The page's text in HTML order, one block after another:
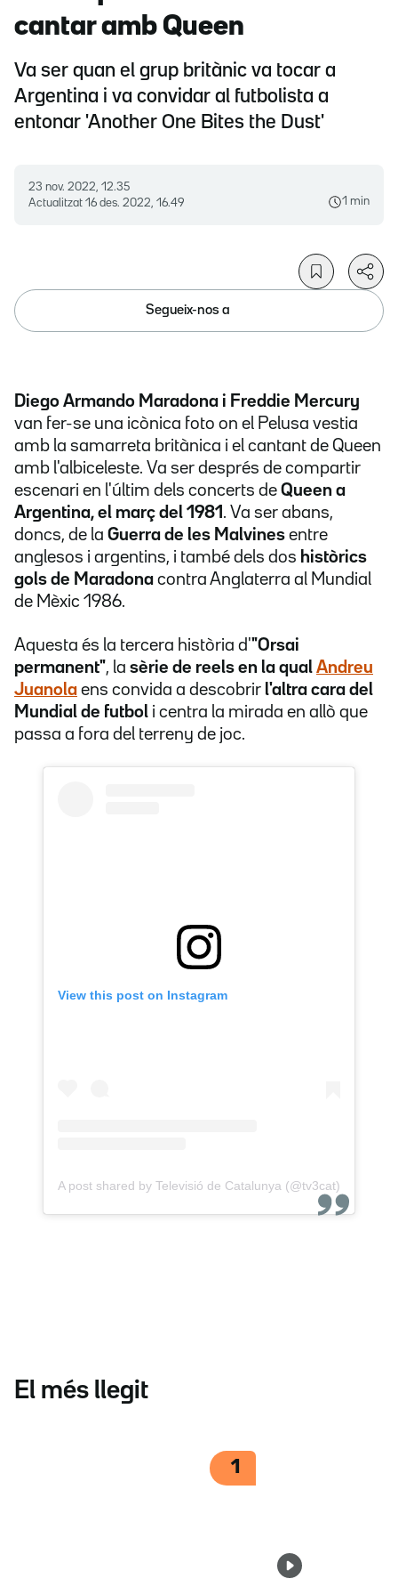
cantar amb Queen
Va ser quan el grup britànic va tocar a
Argentina i va convidar al futbolista a
entonar 'Another One Bites the Dust'
23 nov. 2022, 12.35
Actualitzat 16 des. 2022, 16.49 1 min
Segueix-nos a
Diego Armando Maradona i Freddie Mercury
van fer-se una icònica foto on el Pelusa vestia
amb la samarreta britànica i el cantant de Queen
amb l'albiceleste. Va ser després de compartir
escenari en l'últim dels concerts de Queen a
Argentina, el març del 1981 . Va ser abans,
doncs, de la Guerra de les Malvines entre
anglesos i argentins, i també dels dos històrics
gols de Maradona contra Anglaterra al Mundial
de Mèxic 1986.
Aquesta és la tercera història d'"Orsai
permanent", la sèrie de reels en la qual Andreu
Juanola ens convida a descobrir l'altra cara del
Mundial de futbol i centra la mirada en allò que
passa a fora del terreny de joc.
View this post on Instagram
A post shared by Televisió de Catalunya (@tv3cat)
El més llegit
1